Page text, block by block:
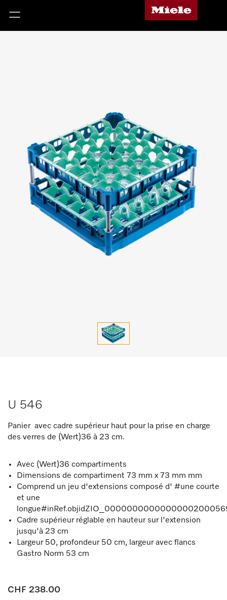
U 546
Panier avec cadre supérieur haut pour la prise en charge
des verres de (Wert)36 à 23 cm.
Avec (Wert)36 compartiments
Dimensions de compartiment 73 mm x 73 mm mm
Comprend un jeu d'extensions composé d' #une courte
et une
Cadre supérieur réglable en hauteur sur l'extension
jusqu'à 23 cm
Largeur 50, profondeur 50 cm, largeur avec flancs
Gastro Norm 53 cm
CHF 238.00